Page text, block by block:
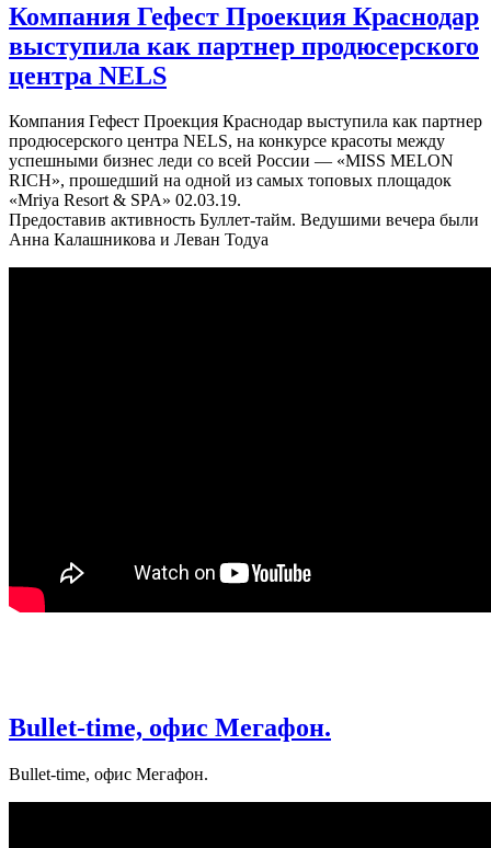
Компания Гефест Проекция Краснодар
выступила как партнер продюсерского
центра NELS
Компания Гефест Проекция Краснодар выступила как партнер
продюсерского центра NELS, на конкурсе красоты между
успешными бизнес леди со всей России — «MISS MELON
RICH», прошедший на одной из самых топовых площадок
«Mriya Resort & SPA» 02.03.19.
Предоставив активность Буллет-тайм. Ведушими вечера были
Анна Калашникова и Леван Тодуа
Bullet-time, офис Мегафон.
Bullet-time, офис Мегафон.